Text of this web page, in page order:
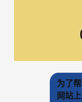
为了
网站